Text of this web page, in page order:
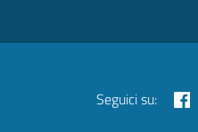
Seguici su: